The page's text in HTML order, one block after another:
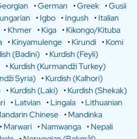
•German •Greek •Gusii
•Igbo •Ingush •Italian
•Khmer •Kiga •Kikongo/Kituba
•Kinyamulenge •Kirundi •Komi
(Badini) •Kurdish (Feyli)
•Kurdish (Kurmandži Turkey)
Syria) •Kurdish (Kalhori)
•Kurdish (Laki) •Kurdish (Shekak)
•Latvian •Lingala •Lithuanian
Chinese •Mandinka
•Marwari •Namwanga •Nepali